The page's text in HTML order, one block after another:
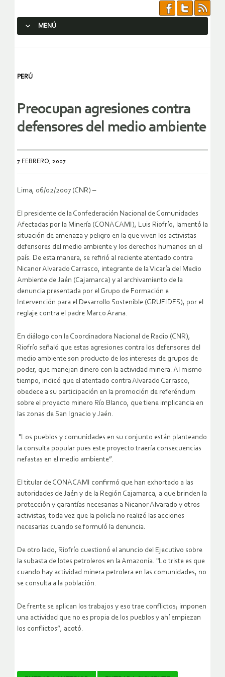
MENÚ
PERÚ
Preocupan agresiones contra
defensores del medio ambiente
7 FEBRERO, 2007
Lima, 06/02/2007 (CNR) –
El presidente de la Confederación Nacional de Comunidades
Afectadas por la Minería (CONACAMI), Luis Riofrío, lamentó la
situación de amenaza y peligro en la que viven los activistas
defensores del medio ambiente y los derechos humanos en el
país. De esta manera, se refirió al reciente atentado contra
Nicanor Alvarado Carrasco, integrante de la Vicaría del Medio
Ambiente de Jaén (Cajamarca) y al archivamiento de la
denuncia presentada por el Grupo de Formación e
Intervención para el Desarrollo Sostenible (GRUFIDES), por el
reglaje contra el padre Marco Arana.
En diálogo con la Coordinadora Nacional de Radio (CNR),
Riofrío señaló que estas agresiones contra los defensores del
medio ambiente son producto de los intereses de grupos de
poder, que manejan dinero con la actividad minera. Al mismo
tiempo, indicó que el atentado contra Alvarado Carrasco,
obedece a su participación en la promoción de referéndum
sobre el proyecto minero Río Blanco, que tiene implicancia en
las zonas de San Ignacio y Jaén.
"Los pueblos y comunidades en su conjunto están planteando
la consulta popular pues este proyecto traería consecuencias
nefastas en el medio ambiente”.
El titular de CONACAMI confirmó que han exhortado a las
autoridades de Jaén y de la Región Cajamarca, a que brinden la
protección y garantías necesarias a Nicanor Alvarado y otros
activistas, toda vez que la policía no realizó las acciones
necesarias cuando se formuló la denuncia.
De otro lado, Riofrío cuestionó el anuncio del Ejecutivo sobre
la subasta de lotes petroleros en la Amazonía. "Lo triste es que
cuando hay actividad minera petrolera en las comunidades, no
se consulta a la población.
De frente se aplican los trabajos y eso trae conflictos; imponen
una actividad que no es propia de los pueblos y ahí empiezan
los conflictos”, acotó.